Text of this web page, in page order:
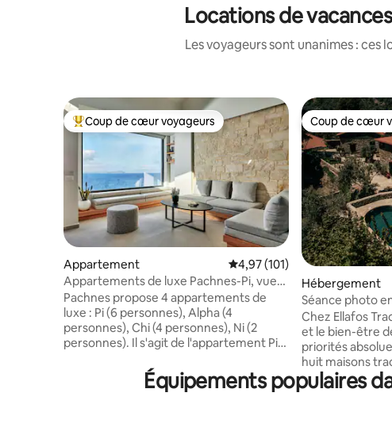
Locations de
Les voyageurs sont unanimes :
Coups de cœur voyageurs les plus appréciés
Coup de cœur voyageurs
Appartement Évaluation moyenne sur la
4,97 (101)
Appartements de luxe Pachnes-Pi, vue
sur la mer, piscine chauffée
Pachnes propose 4 appartements de
luxe : Pi (6 personnes), Alpha (4
personnes), Chi (4 personnes), Ni (2
personnes). Il s'agit de l'appartement Pi
lit double sous les combles, de grandes
fenêtres, des stores occultants, des
Coup de cœur
Coup de cœur
Hébergement
Séance photo
Ellafos
Chez Ellafos
et le bien-être
priorités absolues. Notre
huit maisons
style crétois
pour les
Équipements populaires